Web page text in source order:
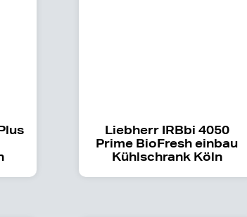
Liebherr IRBbi 4050
Prime BioFresh einbau
Kühlschrank Köln